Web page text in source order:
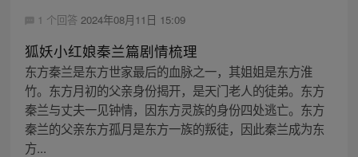
1 个回答 2024年08月11日 15:09
狐妖小红娘秦兰篇剧情梳理
东方秦兰是东方世家最后的血脉之一，其姐姐是东方淮
竹。东方月初的父亲身份揭开，是天门老人的徒弟。东方
秦兰与丈夫一见钟情，因东方灵族的身份四处逃亡。东方
秦兰的父亲东方孤月是东方一族的叛徒，因此秦兰成为东
方...